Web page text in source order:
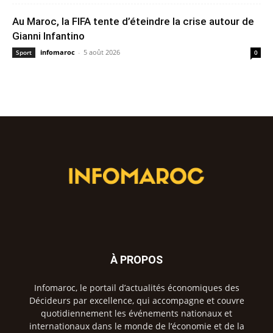
Au Maroc, la FIFA tente d’éteindre la crise autour de
Gianni Infantino
Sport infomaroc - 5 août 2026 0
À PROPOS
Infomaroc, le portail d’actualités économiques des
Décideurs par excellence, qui accompagne et couvre
quotidiennement les événements nationaux et
internationaux dans le monde de l’économie et de la